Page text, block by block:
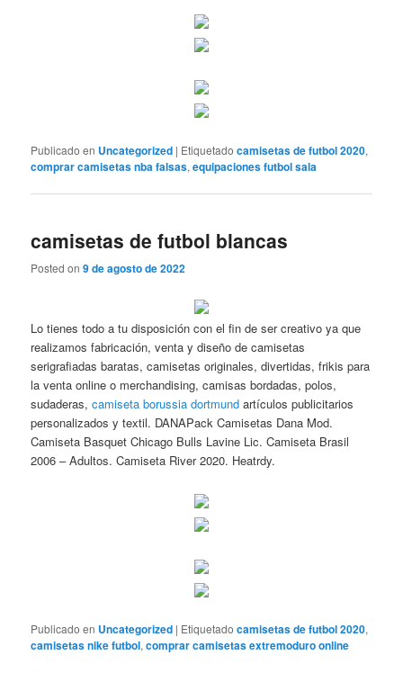
Publicado en Uncategorized | Etiquetado camisetas de futbol 2020,
comprar camisetas nba falsas,equipaciones futbol sala
camisetas de futbol blancas
Posted on9 de agosto de 2022
Lo tienes todo a tu disposición con el fin de ser creativo ya que
realizamos fabricación, venta y diseño de camisetas
serigrafiadas baratas, camisetas originales, divertidas, frikis para
la venta online o merchandising, camisas bordadas, polos,
sudaderas,camiseta borussia dortmund artículos publicitarios
personalizados y textil. DANAPack Camisetas Dana Mod.
Camiseta Basquet Chicago Bulls Lavine Lic. Camiseta Brasil
2006 – Adultos. Camiseta River 2020. Heatrdy.
Publicado en Uncategorized | Etiquetado camisetas de futbol 2020,
camisetas nike futbol,comprar camisetas extremoduro online